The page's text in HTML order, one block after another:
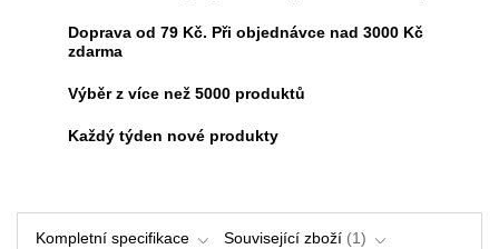
Doprava od 79 Kč. Při objednávce nad 3000 Kč
zdarma
Výběr z více než 5000 produktů
Každý týden nové produkty
Kompletní specifikace Související zboží 1